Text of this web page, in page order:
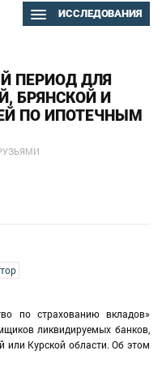
ИССЛЕДОВАНИЯ
ПЕРИОД ДЛЯ
БРЯНСКОЙ И
ПО ИПОТЕЧНЫМ
по страхованию вкладов»
ликвидируемых банков,
или Курской области. Об этом